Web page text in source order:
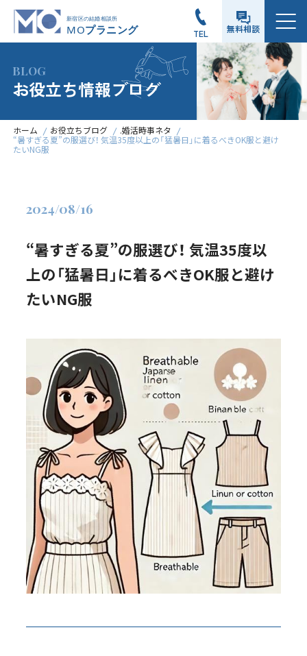
TEL 無料相談
メニュー
BLOG
お役立ち情報ブログ
ホーム お役立ちブログ
.婚活時事ネタ
“暑すぎる夏”の服選び！ 気温35度以上の「猛暑日」に着るべきOK服と避け
たいNG服
“暑すぎる夏”の服選び！ 気温35度以
上の「猛暑日」に着るべきOK服と避け
たいNG服
2024/08/16